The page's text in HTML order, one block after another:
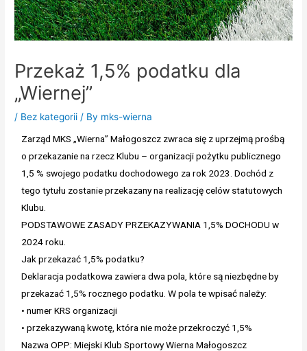
Przekaż 1,5% podatku dla
„Wiernej”
/ Bez kategorii / By mks-wierna
Zarząd MKS „Wierna” Małogoszcz zwraca się z uprzejmą prośbą
o przekazanie na rzecz Klubu – organizacji pożytku publicznego
1,5 % swojego podatku dochodowego za rok 2023. Dochód z
tego tytułu zostanie przekazany na realizację celów statutowych
Klubu.
PODSTAWOWE ZASADY PRZEKAZYWANIA 1,5% DOCHODU w
2024 roku.
Jak przekazać 1,5% podatku?
Deklaracja podatkowa zawiera dwa pola, które są niezbędne by
przekazać 1,5% rocznego podatku. W pola te wpisać należy:
• numer KRS organizacji
• przekazywaną kwotę, która nie może przekroczyć 1,5%
Nazwa OPP: Miejski Klub Sportowy Wierna Małogoszcz